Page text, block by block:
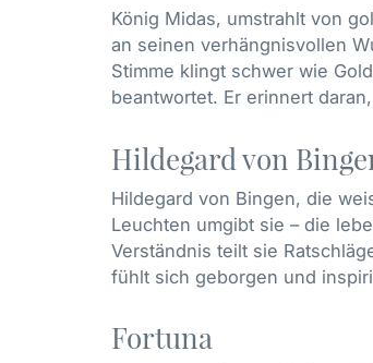
König Midas, umstrahlt von
an seinen verhängnisvollen
Stimme klingt schwer wie
beantwortet. Er erinnert
Hildegard von
Hildegard von Bingen, die
Leuchten umgibt sie – die
Verständnis teilt sie
fühlt sich geborgen und
Fortuna